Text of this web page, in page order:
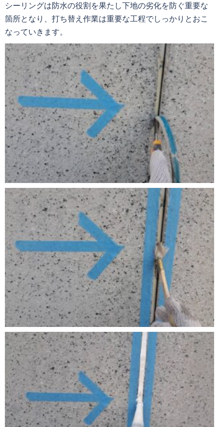
シーリングは防水の役割を果たし下地の劣化を防ぐ重要な
箇所となり、打ち替え作業は重要な工程でしっかりとおこ
なっていきます。